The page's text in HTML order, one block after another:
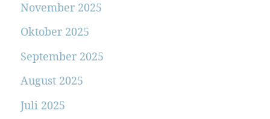
November 2025
Oktober 2025
September 2025
August 2025
Juli 2025